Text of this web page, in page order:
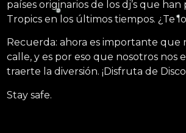
países originarios de los dj’s que han
Tropics en los últimos tiempos. ¿Te
Recuerda: ahora es importante que
calle, y es por eso que nosotros nos
traerte la diversión. ¡Disfruta de
Stay safe.